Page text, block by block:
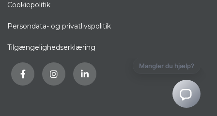
Cookiepolitik
Persondata- og privatlivspolitik
Tilgængelighedserklæring